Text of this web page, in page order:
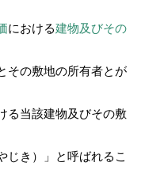
における建物及びその
その敷地の所有者とが
る当該建物及びその敷
じき）」と呼ばれるこ